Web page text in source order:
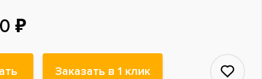
₽
Заказать в 1 клик